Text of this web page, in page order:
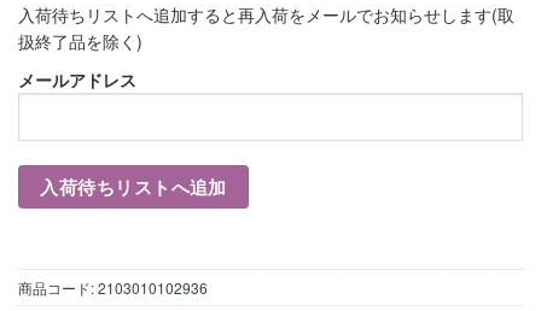
入荷待ちリストへ追加すると再入荷をメールでお知らせします(取
扱終了品を除く)
メールアドレス
商品コード:2103010102936